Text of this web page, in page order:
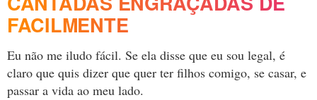
FACILMENTE
Eu não me iludo fácil. Se ela disse que eu sou legal, é
claro que quis dizer que quer ter filhos comigo, se casar, e
passar a vida ao meu lado.